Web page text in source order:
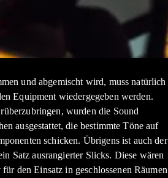
und abgemischt wird, muss natürlich
Equipment wiedergegeben werden.
wurden die Sound
ausgestattet, die bestimmte Töne auf
schicken. Übrigens ist auch der
Satz ausrangierter Slicks. Diese wären
den Einsatz in geschlossenen Räumen